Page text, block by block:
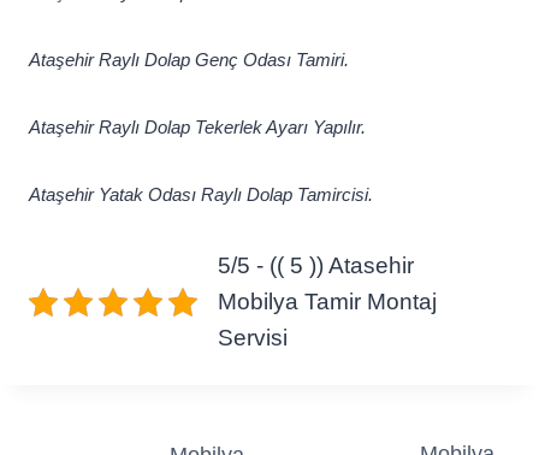
Ataşehir Raylı Dolap Genç Odası Tamiri.
Ataşehir Raylı Dolap Tekerlek Ayarı Yapılır.
Ataşehir Yatak Odası Raylı Dolap Tamircisi.
5/5 - (( 5 )) Atasehir
Mobilya Tamir Montaj
Servisi